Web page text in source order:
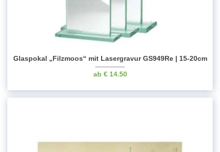
Glaspokal „Filzmoos“ mit Lasergravur GS949Re | 15-20cm
€14.50